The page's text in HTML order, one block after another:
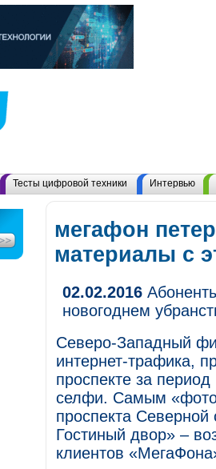
Тесты цифровой техники Интервью
мегафон
материалы с
02.02.2016
новогоднем
Северо-Западный
интернет-трафика,
проспекте за
селфи. Самым
проспекта
Гостиный двор» –
клиентов